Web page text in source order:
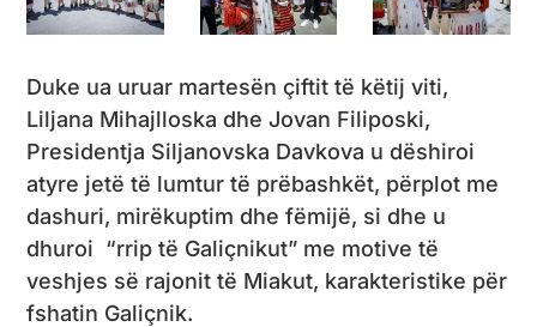
Duke ua uruar martesën çiftit të këtij viti,
Liljana Mihajlloska dhe Jovan Filiposki,
Presidentja Siljanovska Davkova u dëshiroi
atyre jetë të lumtur të prëbashkët, përplot me
dashuri, mirëkuptim dhe fëmijë, si dhe u
dhuroi “rrip të Galiçnikut” me motive të
veshjes së rajonit të Miakut, karakteristike për
fshatin Galiçnik.